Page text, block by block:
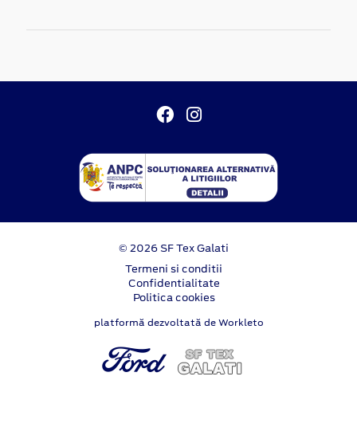
© 2026 SF Tex Galati
Termeni si conditii
Confidentialitate
Politica cookies
platformă dezvoltată de Workleto